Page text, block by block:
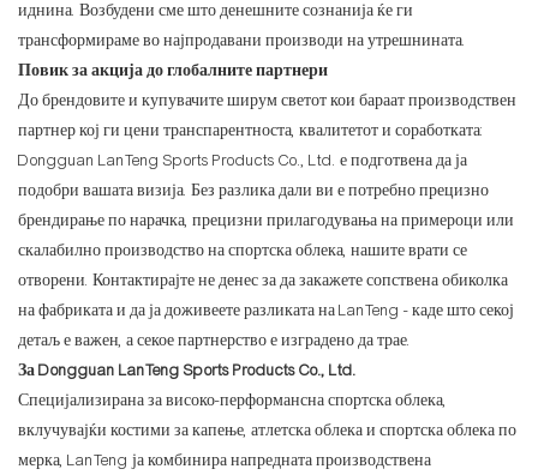
иднина. Возбудени сме што денешните сознанија ќе ги
трансформираме во најпродавани производи на утрешнината.
Повик за акција до глобалните партнери
До брендовите и купувачите ширум светот кои бараат производствен
партнер кој ги цени транспарентноста, квалитетот и соработката:
Dongguan LanTeng Sports Products Co., Ltd. е подготвена да ја
подобри вашата визија. Без разлика дали ви е потребно прецизно
брендирање по нарачка, прецизни прилагодувања на примероци или
скалабилно производство на спортска облека, нашите врати се
отворени. Контактирајте не денес за да закажете сопствена обиколка
на фабриката и да ја доживеете разликата на LanTeng - каде што секој
детаљ е важен, а секое партнерство е изградено да трае.
За Dongguan LanTeng Sports Products Co., Ltd.
Специјализирана за високо-перформансна спортска облека,
вклучувајќи костими за капење, атлетска облека и спортска облека по
мерка, LanTeng ја комбинира напредната производствена